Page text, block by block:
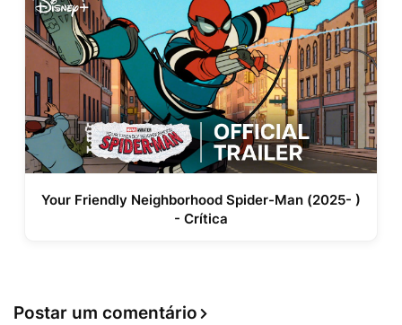
Your Friendly Neighborhood Spider-Man (2025- )
- Crítica
Postar um comentário